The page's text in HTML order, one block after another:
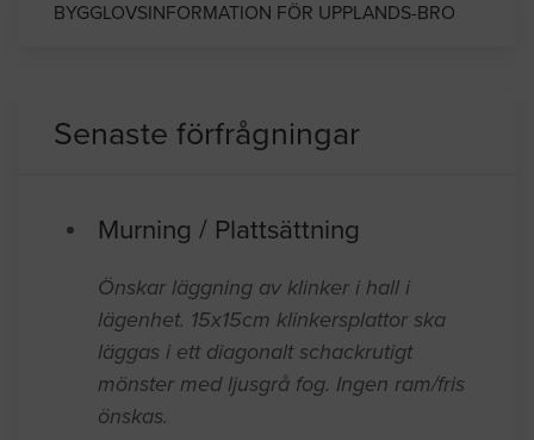
BYGGLOVSINFORMATION FÖR UPPLANDS-BRO
Senaste förfrågningar
Murning / Plattsättning
Önskar läggning av klinker i hall i
lägenhet. 15x15cm klinkersplattor ska
läggas i ett diagonalt schackrutigt
mönster med ljusgrå fog. Ingen ram/fris
önskas.